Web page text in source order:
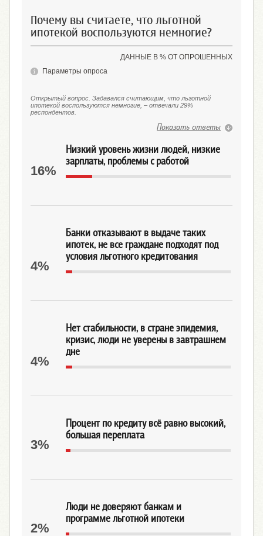
Почему вы считаете, что льготной
ипотекой воспользуются немногие?
ДАННЫЕ В % ОТ ОПРОШЕННЫХ
Параметры опроса
Открытый вопрос. Задавался считающим, что льготной
ипотекой воспользуются немногие, – отвечали 29%
респондентов.
Показать ответы
Низкий уровень жизни людей, низкие
зарплаты, проблемы с работой
16%
Банки отказывают в выдаче таких
ипотек, не все граждане подходят под
условия льготного кредитования
4%
Нет стабильности, в стране эпидемия,
кризис, люди не уверены в завтрашнем
дне
4%
Процент по кредиту всё равно высокий,
большая переплата
3%
Люди не доверяют банкам и
программе льготной ипотеки
2%